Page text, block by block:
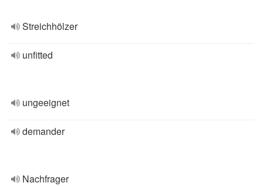
Streichhölzer
unfitted
ungeeignet
demander
Nachfrager